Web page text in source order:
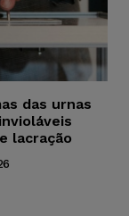
das urnas
lacração